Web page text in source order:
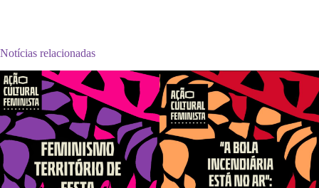
Notícias relacionadas